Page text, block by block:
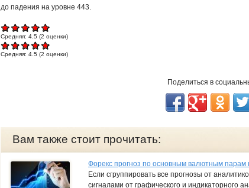
до падения на уровне 443.
Средняя: 4.5 (2 оценки)
Средняя: 4.5 (2 оценки)
Поделиться в
Вам также стоит прочитать:
Форекс прогноз по основным валютным
Если сгруппировать все прогнозы от
сигналами от графического и индикаторного